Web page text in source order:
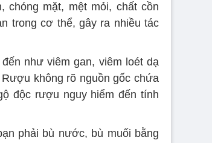
chóng mặt, mệt mỏi, chất cồn
trong cơ thể, gây ra nhiều tác
như viêm gan, viêm loét dạ
không rõ nguồn gốc chứa
độc rượu nguy hiểm đến tính
phải bù nước, bù muối bằng